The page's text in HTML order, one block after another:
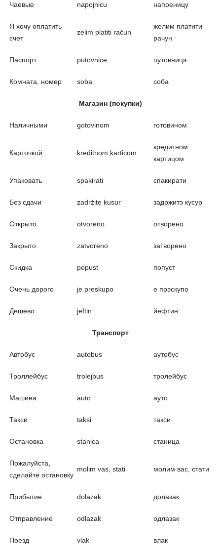
Чаевые napojnicu напоеницу
Я хочу оплатить
счет
zelim platiti račun
желим платити
рачун
Паспорт putovnice путовницэ
Комната, номер soba соба
Магазин (покупки)
Наличными gotovinom готовином
Карточкой kreditnom karticom
кредитном
картицом
Упаковать spakirati спакирати
Без сдачи zadržite kusur задржитэ кусур
Открыто otvoreno отворено
Закрыто zatvoreno затворено
Скидка popust попуст
Очень дорого je preskupo е прэскупо
Дешево jeftin йефтин
Транспорт
Автобус autobus аутобус
Троллейбус trolejbus тролейбус
Машина auto ауто
Такси taksi такси
Остановка stanica станица
Пожалуйста,
сделайте остановку
molim vas, stati молим вас, стати
Прибытие dolazak долазак
Отправление odlazak одлазак
Поезд vlak влак